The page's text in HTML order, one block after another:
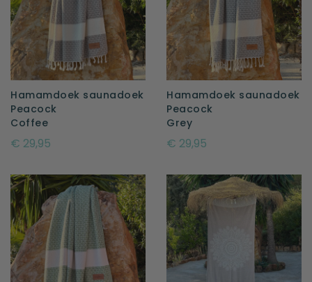
Hamamdoek saunadoek
Peacock
Coffee
€ 29,95
Hamamdoek saunadoek
Peacock
Grey
€ 29,95